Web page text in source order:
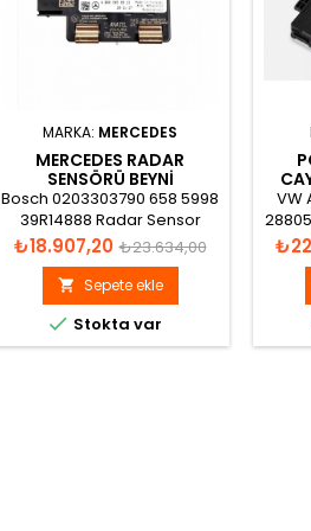
MARKA: MERCEDES
MERCEDES RADAR
SENSÖRÜ BEYNI
A0009058913
Bosch 0203303790 658 5998
39R14888 Radar Sensor
Anatel 02220-14-03745
Made in Hungary
Fiyat
₺18.907,20 Normal
fiyat
₺23.634,00
 Sepete ekle
 Stokta var
VW